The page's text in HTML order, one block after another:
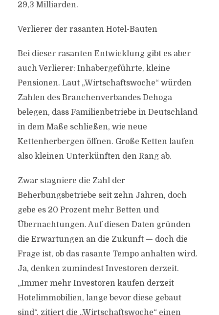
29,3 Milliarden.
Verlierer der rasanten Hotel-Bauten
Bei dieser rasanten Entwicklung gibt es aber
auch Verlierer: Inhabergeführte, kleine
Pensionen. Laut „Wirtschaftswoche“ würden
Zahlen des Branchenverbandes Dehoga
belegen, dass Familienbetriebe in Deutschland
in dem Maße schließen, wie neue
Kettenherbergen öffnen. Große Ketten laufen
also kleinen Unterkünften den Rang ab.
Zwar stagniere die Zahl der
Beherbungsbetriebe seit zehn Jahren, doch
gebe es 20 Prozent mehr Betten und
Übernachtungen. Auf diesen Daten gründen
die Erwartungen an die Zukunft — doch die
Frage ist, ob das rasante Tempo anhalten wird.
Ja, denken zumindest Investoren derzeit.
„Immer mehr Investoren kaufen derzeit
Hotelimmobilien, lange bevor diese gebaut
sind“, zitiert die „Wirtschaftswoche“ einen